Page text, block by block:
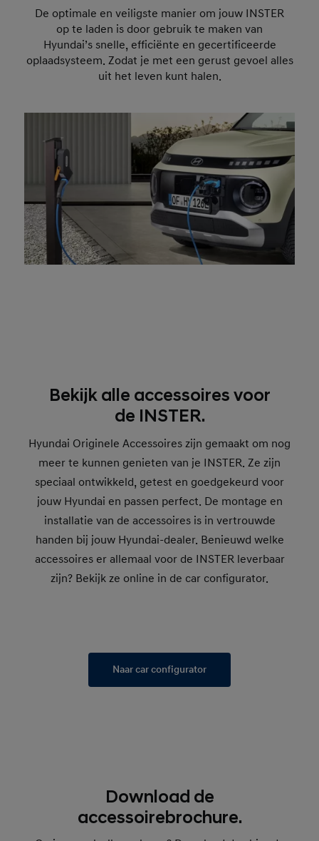
De optimale en veiligste manier om jouw INSTER
op te laden is door gebruik te maken van
Hyundai’s snelle, efficiënte en gecertificeerde
oplaadsysteem. Zodat je met een gerust gevoel alles
uit het leven kunt halen.
Bekijk alle accessoires voor
de INSTER.
Hyundai Originele Accessoires zijn gemaakt om nog
meer te kunnen genieten van je INSTER. Ze zijn
speciaal ontwikkeld, getest en goedgekeurd voor
jouw Hyundai en passen perfect. De montage en
installatie van de accessoires is in vertrouwde
handen bij jouw Hyundai-dealer. Benieuwd welke
accessoires er allemaal voor de INSTER leverbaar
zijn? Bekijk ze online in de car configurator.
Naar car configurator
Download de
accessoirebrochure.